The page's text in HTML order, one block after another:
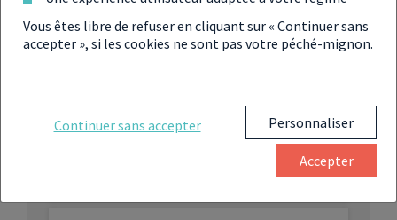
Les banques centrales, la nouvelle
obsession des investisseurs
Vous êtes libre de refuser en cliquant sur « Continuer sans
accepter », si les cookies ne sont pas votre péché-mignon.
Continuer sans accepter Personnaliser
Accepter